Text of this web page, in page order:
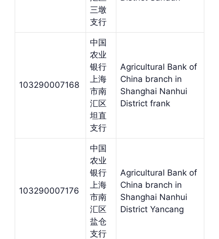
三墩
支行
103290007168
中国
农业
银行
上海
市南
汇区
坦直
支行
Agricultural Bank of
China branch in
Shanghai Nanhui
District frank
103290007176
中国
农业
银行
上海
市南
汇区
盐仓
支行
Agricultural Bank of
China branch in
Shanghai Nanhui
District Yancang